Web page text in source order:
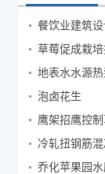
餐饮业建筑
草莓促成栽
地表水水源
泡卤花生
鹰架招鹰控
冷轧扭钢筋
乔化苹果园